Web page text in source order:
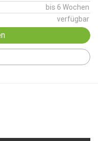
bis 6 Wochen
verfügbar